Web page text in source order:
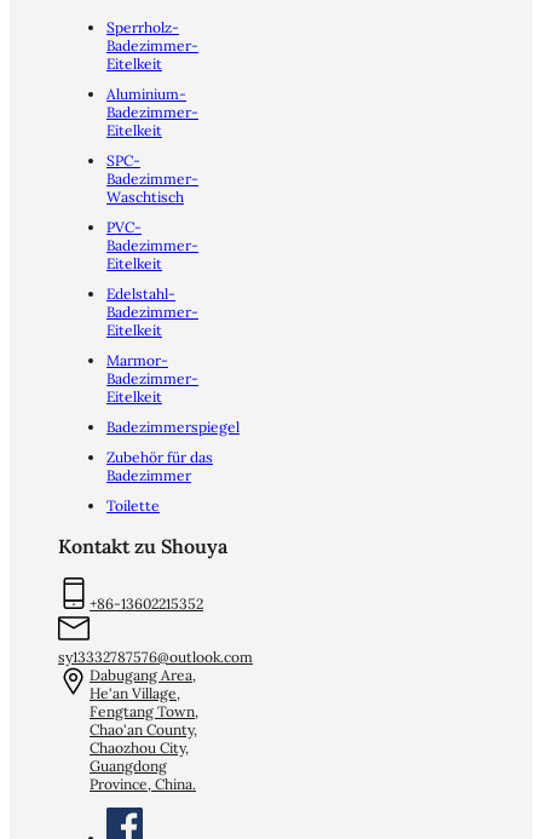
Sperrholz-
Badezimmer-
Eitelkeit
Aluminium-
Badezimmer-
Eitelkeit
SPC-
Badezimmer-
Waschtisch
PVC-
Badezimmer-
Eitelkeit
Edelstahl-
Badezimmer-
Eitelkeit
Marmor-
Badezimmer-
Eitelkeit
Badezimmerspiegel
Zubehör für das
Badezimmer
Toilette
Kontakt zu Shouya
+86-13602215352
sy13332787576@outlook.com
Dabugang Area,
He'an Village,
Fengtang Town,
Chao'an County,
Chaozhou City,
Guangdong
Province, China.